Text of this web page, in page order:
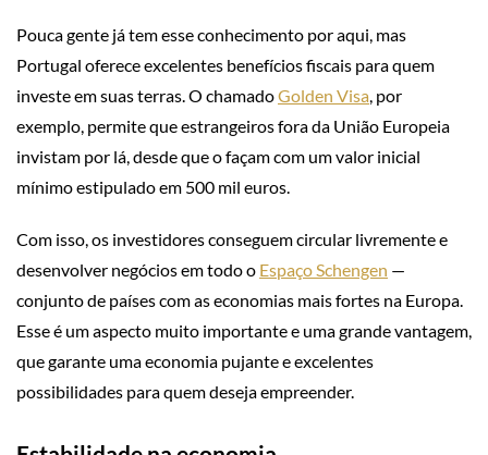
Pouca gente já tem esse conhecimento por aqui, mas
Portugal oferece excelentes benefícios fiscais para quem
investe em suas terras. O chamadoGolden Visa , por
exemplo, permite que estrangeiros fora da União Europeia
invistam por lá, desde que o façam com um valor inicial
mínimo estipulado em 500 mil euros.
Com isso, os investidores conseguem circular livremente e
desenvolver negócios em todo o Espaço Schengen —
conjunto de países com as economias mais fortes na Europa.
Esse é um aspecto muito importante e uma grande vantagem,
que garante uma economia pujante e excelentes
possibilidades para quem deseja empreender.